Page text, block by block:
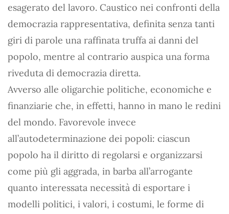
esagerato del lavoro. Caustico nei confronti della
democrazia rappresentativa, definita senza tanti
giri di parole una raffinata truffa ai danni del
popolo, mentre al contrario auspica una forma
riveduta di democrazia diretta.
Avverso alle oligarchie politiche, economiche e
finanziarie che, in effetti, hanno in mano le redini
del mondo. Favorevole invece
all’autodeterminazione dei popoli: ciascun
popolo ha il diritto di regolarsi e organizzarsi
come più gli aggrada, in barba all’arrogante
quanto interessata necessità di esportare i
modelli politici, i valori, i costumi, le forme di